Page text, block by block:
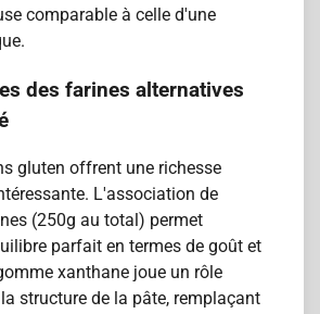
comparable à celle d'une
des farines alternatives
gluten offrent une richesse
L'association de
(250g au total) permet
parfait en termes de goût et
xanthane joue un rôle
structure de la pâte, remplaçant